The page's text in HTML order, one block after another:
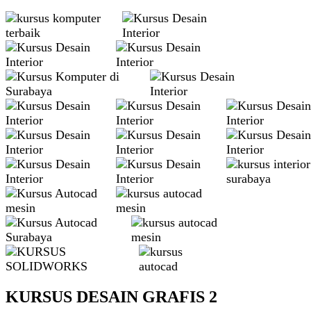
KURSUS DESAIN GRAFIS 2